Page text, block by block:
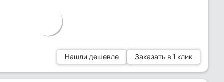
Нашли дешевле Заказать в 1 клик